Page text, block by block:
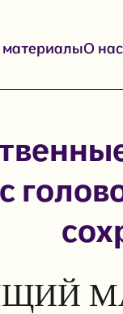
материалыО нас